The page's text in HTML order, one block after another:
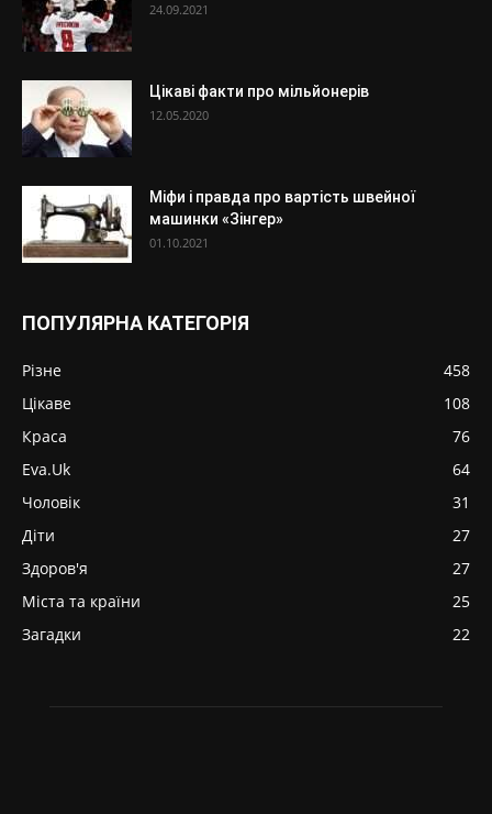
24.09.2021
Цікаві факти про мільйонерів
12.05.2020
Міфи і правда про вартість швейної
машинки «Зінгер»
01.10.2021
ПОПУЛЯРНА КАТЕГОРІЯ
Різне
458
Цікаве
108
Краса
76
Eva.Uk
64
Чоловік
31
Діти
27
Здоров'я
27
Міста та країни
25
Загадки
22